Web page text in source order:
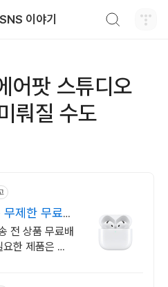
이야기
팟 스튜디오
뤄질 수도
무제한 무료
전 상품 무료배
한 제품은 쿠